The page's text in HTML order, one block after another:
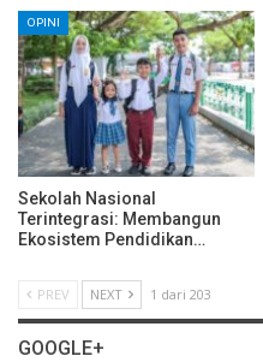
OPINI
Sekolah Nasional
Terintegrasi: Membangun
Ekosistem Pendidikan…
PREV NEXT 1 dari 203
GOOGLE+